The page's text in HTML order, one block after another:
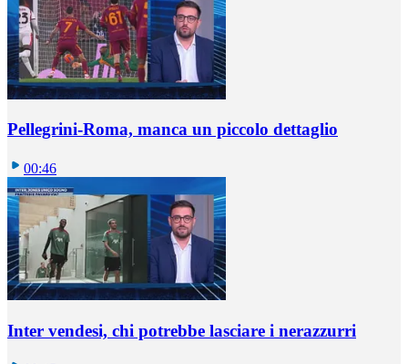
Pellegrini-Roma, manca un piccolo dettaglio
00:46
Inter vendesi, chi potrebbe lasciare i nerazzurri